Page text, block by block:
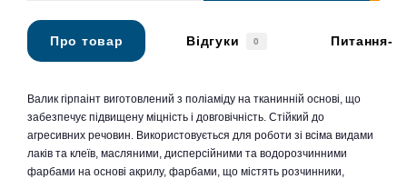
Про товар Відгуки 0 Питання-
Валик гірпаінт виготовлений з поліаміду на тканинній основі, що
забезпечує підвищену міцність і довговічність. Стійкий до
агресивних речовин. Використовується для роботи зі всіма видами
лаків та клеїв, масляними, дисперсійними та водорозчинними
фарбами на основі акрилу, фарбами, що містять розчинники,